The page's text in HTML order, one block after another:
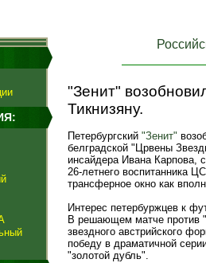
"Зенит"
Тикнизяну.
Петербургский "Зенит"
белградской "Црвены
инсайдера Ивана Карпова,
26-летнего воспитанника
трансферное окно как
Интерес петербуржцев к
В решающем матче против
звездного австрийского
победу в драматичной
"золотой дубль".